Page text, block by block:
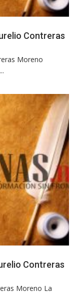
Contreras
Moreno
Contreras
Moreno La